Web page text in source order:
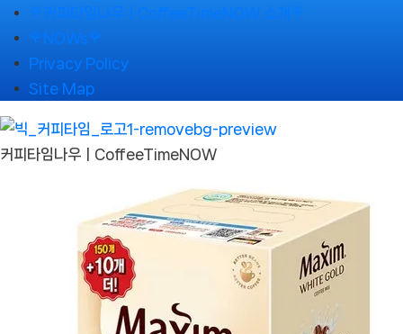
Skip
to
content
🌹커피타임나우ㅣCoffeeTimeNOW 소개🌹
🌹NOWs🌹
Privacy Policy
Site Map
커피타임나우ㅣCoffeeTimeNOW